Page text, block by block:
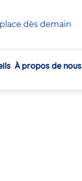
dès demain
À propos de nous
30
30